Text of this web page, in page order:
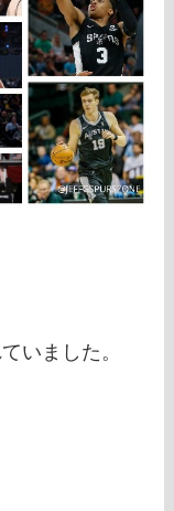
いました。